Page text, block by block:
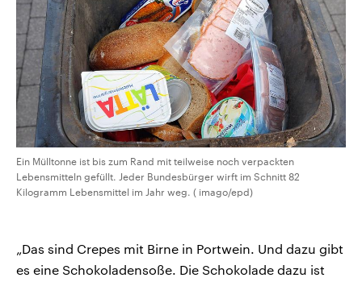
Ein Mülltonne ist bis zum Rand mit teilweise noch verpackten
Lebensmitteln gefüllt. Jeder Bundesbürger wirft im Schnitt 82
Kilogramm Lebensmittel im Jahr weg. ( imago/epd)
„Das sind Crepes mit Birne in Portwein. Und dazu gibt
es eine Schokoladensoße. Die Schokolade dazu ist